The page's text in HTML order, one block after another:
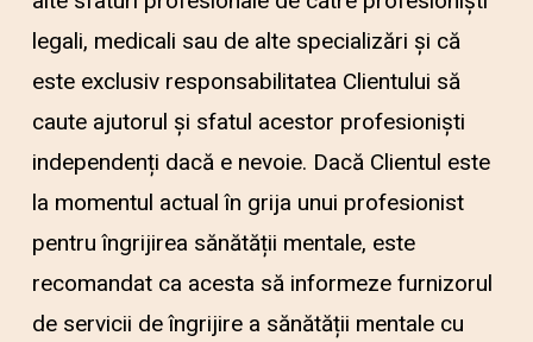
legali, medicali sau de alte specializări și că
este exclusiv responsabilitatea Clientului să
caute ajutorul și sfatul acestor profesioniști
independenți dacă e nevoie. Dacă Clientul este
la momentul actual în grija unui profesionist
pentru îngrijirea sănătății mentale, este
recomandat ca acesta să informeze furnizorul
de servicii de îngrijire a sănătății mentale cu